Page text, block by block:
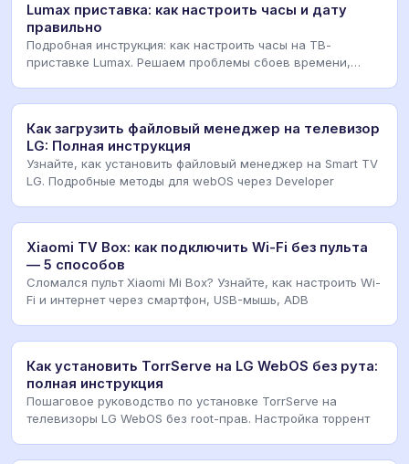
Lumax приставка: как настроить часы и дату
правильно
Подробная инструкция: как настроить часы на ТВ-
приставке Lumax. Решаем проблемы сбоев времени,
Как загрузить файловый менеджер на телевизор
LG: Полная инструкция
Узнайте, как установить файловый менеджер на Smart TV
LG. Подробные методы для webOS через Developer
Xiaomi TV Box: как подключить Wi-Fi без пульта
— 5 способов
Сломался пульт Xiaomi Mi Box? Узнайте, как настроить Wi-
Fi и интернет через смартфон, USB-мышь, ADB
Как установить TorrServe на LG WebOS без рута:
полная инструкция
Пошаговое руководство по установке TorrServe на
телевизоры LG WebOS без root-прав. Настройка торрент